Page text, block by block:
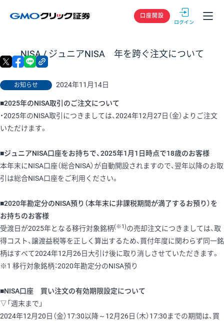
GMOクリック
口座開設
NISA / ジュニアNISA 年を跨ぐ注文について
お知らせ 2024年11月14日
X facebook
■2025年のNISA取引のご注文について
・2025年のNISA取引につきましては、2024年12月27日（金）よりご注文
いただけます。
■ジュニアNISA口座をお持ちで、2025年1月1日時点で18歳のお客様
本年末にNISA口座（総合NISA）が自動開設されますので、翌年以降のお取
引は総合NISA口座をご利用ください。
■2020年勘定分のNISA預り（本年末に非課税期間が満了するお預り）を
お持ちのお客様
受渡日が2025年となる移行対象銘柄(※1)の売却注文につきましては、取
得コスト、譲渡益税等を正しく算出するため、買付年度に関わらず同一銘
柄はすべて2024年12月26日大引け後に取り消しさせていただきます。
※1 移行対象銘柄：2020年勘定分のNISA預り
■NISA口座 買い注文の有効期限設定について
▽「週末まで」
2024年12月20日（金）17:30以降～12月26日（木）17:30までの期間は、買